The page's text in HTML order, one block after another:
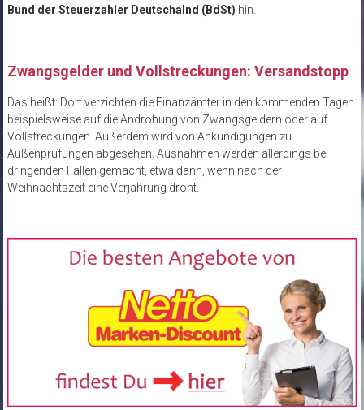
Bund der Steuerzahler Deutschalnd (BdSt) hin.
Zwangsgelder und Vollstreckungen: Versandstopp
Das heißt: Dort verzichten die Finanzämter in den kommenden Tagen
beispielsweise auf die Androhung von Zwangsgeldern oder auf
Vollstreckungen. Außerdem wird von Ankündigungen zu
Außenprüfungen abgesehen. Ausnahmen werden allerdings bei
dringenden Fällen gemacht, etwa dann, wenn nach der
Weihnachtszeit eine Verjährung droht.